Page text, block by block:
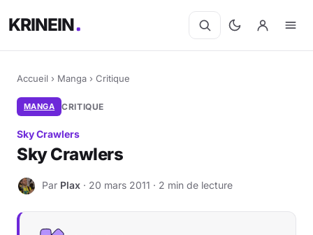
KRINEIN
Accueil › Manga › Critique
MANGA CRITIQUE
Sky Crawlers
Sky Crawlers
P Par Plax · 20 mars 2011 · 2 min de lecture